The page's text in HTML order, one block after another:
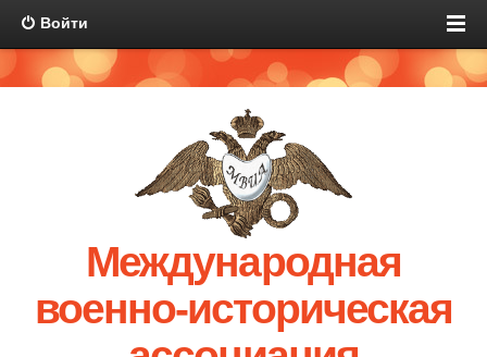
Войти
Международная
военно-историческая